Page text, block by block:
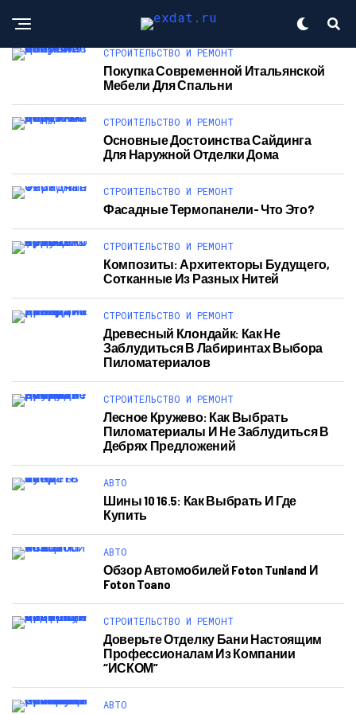
СТРОИТЕЛЬСТВО И РЕМОНТ
Покупка Современной Итальянской
Мебели Для Спальни
СТРОИТЕЛЬСТВО И РЕМОНТ
Основные Достоинства Сайдинга
Для Наружной Отделки Дома
СТРОИТЕЛЬСТВО И РЕМОНТ
Фасадные Термопанели- Что Это?
СТРОИТЕЛЬСТВО И РЕМОНТ
Композиты: Архитекторы Будущего,
Сотканные Из Разных Нитей
СТРОИТЕЛЬСТВО И РЕМОНТ
Древесный Клондайк: Как Не
Заблудиться В Лабиринтах Выбора
Пиломатериалов
СТРОИТЕЛЬСТВО И РЕМОНТ
Лесное Кружево: Как Выбрать
Пиломатериалы И Не Заблудиться В
Дебрях Предложений
АВТО
Шины 10 16.5: Как Выбрать И Где
Купить
АВТО
Обзор Автомобилей Foton Tunland И
Foton Toano
СТРОИТЕЛЬСТВО И РЕМОНТ
Доверьте Отделку Бани Настоящим
Профессионалам Из Компании
“ИСКОМ”
АВТО